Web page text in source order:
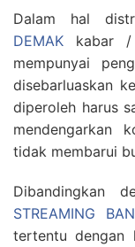
Dalam hal
DEMAK kabar /
mempunyai
disebarluaskan
diperoleh harus
mendengarkan
tidak membarui
Dibandingkan
STREAMING
tertentu dengan